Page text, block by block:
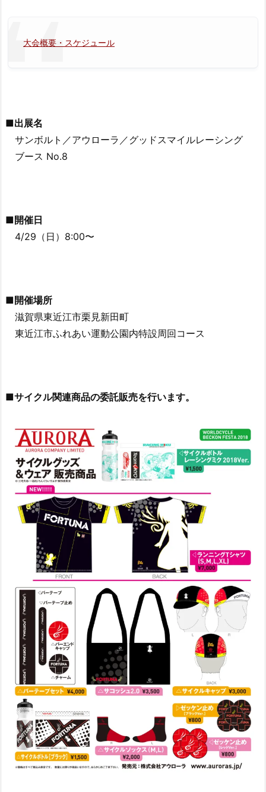
大会概要・スケジュール
■出展名
サンボルト／アウローラ／グッドスマイルレーシング
ブース No.8
■開催日
4/29（日）8:00〜
■開催場所
滋賀県東近江市栗見新田町
東近江市ふれあい運動公園内特設周回コース
■サイクル関連商品の委託販売を行います。